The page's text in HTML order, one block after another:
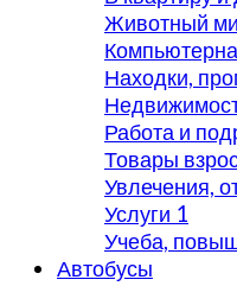
Животный
Находки,
Работа и
Товары
Увлечения,
Услуги 1
Учеба,
Автобусы